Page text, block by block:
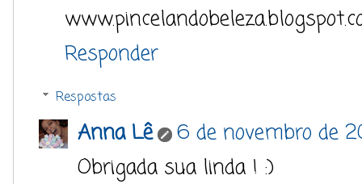
Responder
Respostas
Anna Lê
6 de novembro de
Obrigada sua linda ! :)